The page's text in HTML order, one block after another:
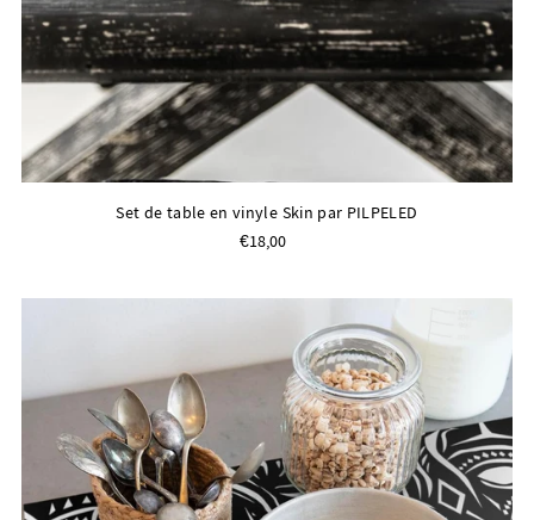
Set de table en vinyle Skin par PILPELED
€18,00